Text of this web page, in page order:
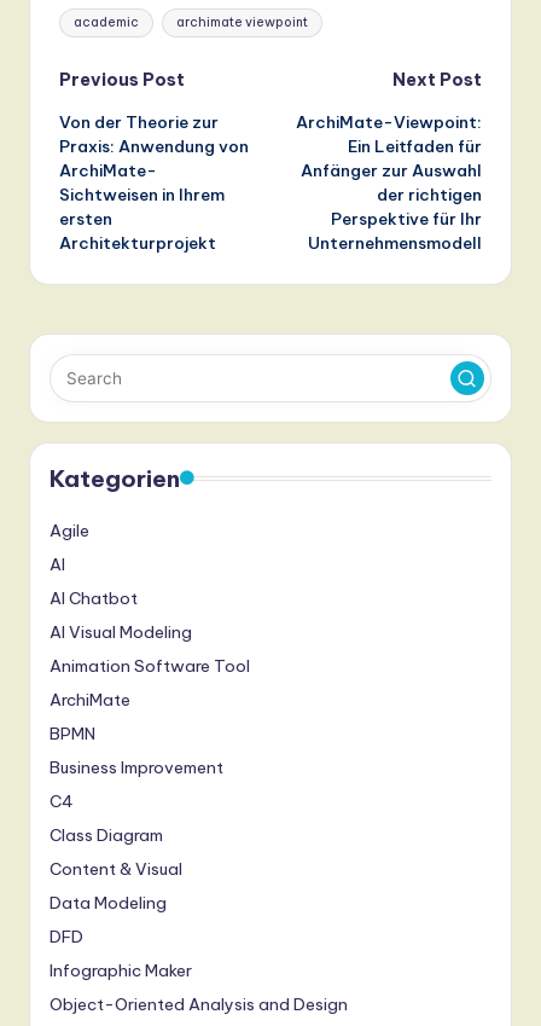
Tags:
academic archimate viewpoint
Post
navigation
Previous Post
Von der Theorie zur
Praxis: Anwendung von
ArchiMate-
Sichtweisen in Ihrem
ersten
Architekturprojekt
Next Post
ArchiMate-Viewpoint:
Ein Leitfaden für
Anfänger zur Auswahl
der richtigen
Perspektive für Ihr
Unternehmensmodell
Kategorien
Agile
AI
AI Chatbot
AI Visual Modeling
Animation Software Tool
ArchiMate
BPMN
Business Improvement
C4
Class Diagram
Content & Visual
Data Modeling
DFD
Infographic Maker
Object-Oriented Analysis and Design